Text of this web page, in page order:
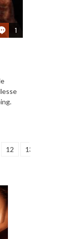
1
12 13